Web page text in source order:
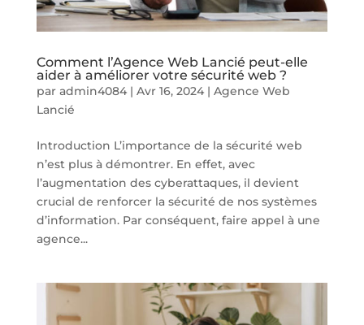
Comment l’Agence Web Lancié peut-elle
aider à améliorer votre sécurité web ?
par admin4084| Avr 16, 2024| Agence Web
Lancié
Introduction L’importance de la sécurité web
n’est plus à démontrer. En effet, avec
l’augmentation des cyberattaques, il devient
crucial de renforcer la sécurité de nos systèmes
d’information. Par conséquent, faire appel à une
agence...